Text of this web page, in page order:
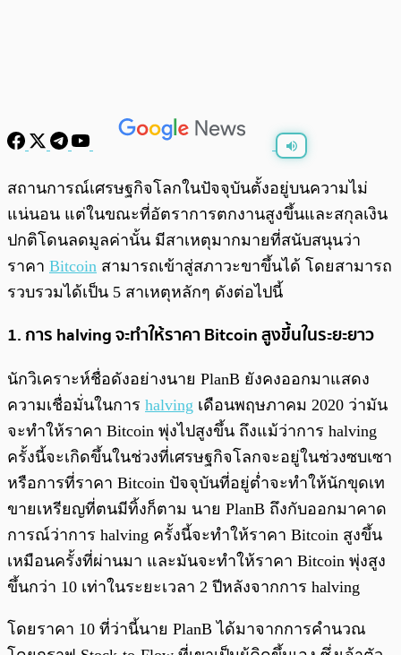
พร้อมเล่น 0:00
สถานการณ์เศรษฐกิจโลกในปัจจุบันตั้งอยู่บนความไม่
แน่นอน แต่ในขณะที่อัตราการตกงานสูงขึ้นและสกุลเงิน
ปกติโดนลดมูลค่านั้น มีสาเหตุมากมายที่สนับสนุนว่า
ราคา Bitcoin สามารถเข้าสู่สภาวะขาขึ้นได้ โดยสามารถ
รวบรวมได้เป็น 5 สาเหตุหลักๆ ดังต่อไปนี้
1. การ halving จะทำให้ราคา Bitcoin สูงขึ้นในระยะยาว
นักวิเคราะห์ชื่อดังอย่างนาย PlanB ยังคงออกมาแสดง
ความเชื่อมั่นในการ halving เดือนพฤษภาคม 2020 ว่ามัน
จะทำให้ราคา Bitcoin พุ่งไปสูงขึ้น ถึงแม้ว่าการ halving
ครั้งนี้จะเกิดขึ้นในช่วงที่เศรษฐกิจโลกจะอยู่ในช่วงซบเซา
หรือการที่ราคา Bitcoin ปัจจุบันที่อยู่ต่ำจะทำให้นักขุดเท
ขายเหรียญที่ตนมีทิ้งก็ตาม นาย PlanB ถึงกับออกมาคาด
การณ์ว่าการ halving ครั้งนี้จะทำให้ราคา Bitcoin สูงขึ้น
เหมือนครั้งที่ผ่านมา และมันจะทำให้ราคา Bitcoin พุ่งสูง
ขึ้นกว่า 10 เท่าในระยะเวลา 2 ปีหลังจากการ halving
โดยราคา 10 ที่ว่านี้นาย PlanB ได้มาจากการคำนวณ